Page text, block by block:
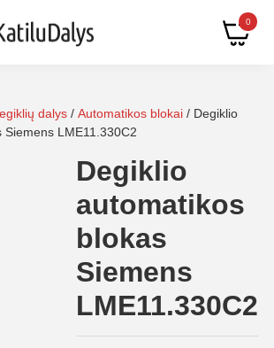
0
dalys / Automatikos blokai / Degiklio
LME11.330C2
Degiklio
automatikos
blokas
Siemens
LME11.330C2